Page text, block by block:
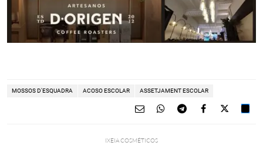
MOSSOS D'ESQUADRA ACOSO ESCOLAR ASSETJAMENT ESCOLAR